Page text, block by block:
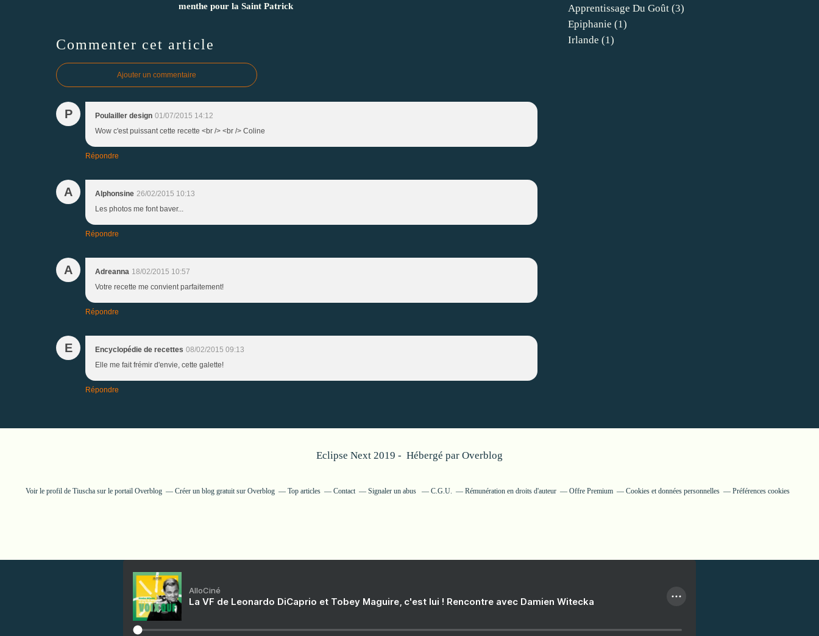
menthe pour la Saint Patrick
Commenter cet article
Ajouter un commentaire
P Poulailler design 01/07/2015 14:12
Wow c'est puissant cette recette <br /> <br /> Coline
Répondre
A Alphonsine 26/02/2015 10:13
Les photos me font baver...
Répondre
A Adreanna 18/02/2015 10:57
Votre recette me convient parfaitement!
Répondre
E Encyclopédie de recettes 08/02/2015 09:13
Elle me fait frémir d'envie, cette galette!
Répondre
Apprentissage Du Goût (3)
Epiphanie (1)
Irlande (1)
Eclipse Next 2019 - Hébergé par Overblog
Voir le profil de Tiuscha sur le portail Overblog Créer un blog gratuit sur Overblog Top articles Contact Signaler un abus C.G.U. Rémunération en droits d'auteur Offre Premium Cookies et données personnelles Préférences cookies
AlloCiné
La VF de Leonardo DiCaprio et Tobey Maguire, c'est lui ! Rencontre avec Damien Witecka